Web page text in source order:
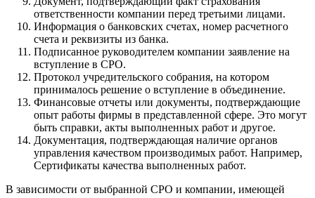
ответственности компании перед третьими лицами.
Информация о банковских счетах, номер расчетного
счета и реквизиты из банка.
Подписанное руководителем компании заявление на
вступление в СРО.
Протокол учредительского собрания, на котором
принималось решение о вступление в объединение.
Финансовые отчеты или документы, подтверждающие
опыт работы фирмы в представленной сфере. Это могут
быть справки, акты выполненных работ и другое.
Документация, подтверждающая наличие органов
управления качеством производимых работ. Например,
Сертификаты качества выполненных работ.
В зависимости от выбранной СРО и компании, имеющей